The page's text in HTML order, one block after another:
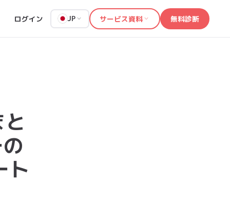
ログイン JP サービス資料 無料診断
ト